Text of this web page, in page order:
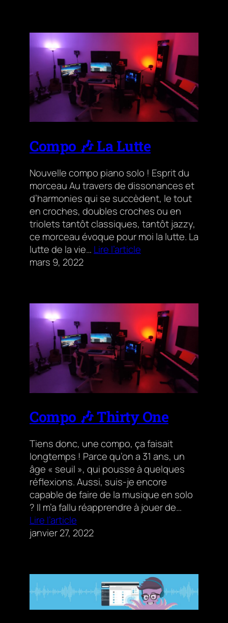
Compo 🎶 La Lutte
Nouvelle compo piano solo ! Esprit du
morceau Au travers de dissonances et
d’harmonies qui se succèdent, le tout
en croches, doubles croches ou en
triolets tantôt classiques, tantôt jazzy,
ce morceau évoque pour moi la lutte. La
lutte de la vie… Lire l’article
mars 9, 2022
Compo 🎶 Thirty One
Tiens donc, une compo, ça faisait
longtemps ! Parce qu’on a 31 ans, un
âge « seuil », qui pousse à quelques
réflexions. Aussi, suis-je encore
capable de faire de la musique en solo
? Il m’a fallu réapprendre à jouer de…
Lire l’article
janvier 27, 2022